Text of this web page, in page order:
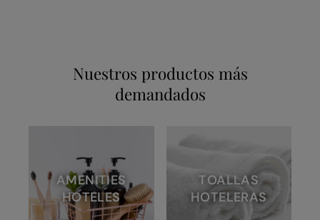
Nuestros productos más
demandados
AMENITIES
HOTELES
TOALLAS
HOTELERAS